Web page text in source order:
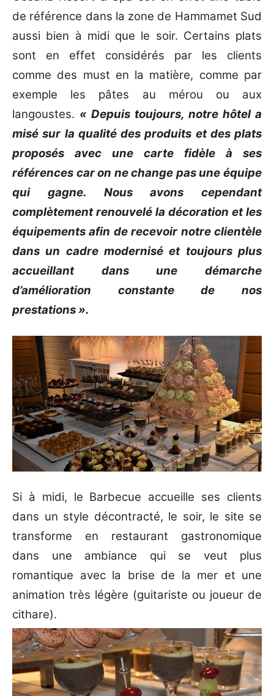
de référence dans la zone de Hammamet Sud
aussi bien à midi que le soir. Certains plats
sont en effet considérés par les clients
comme des must en la matière, comme par
exemple les pâtes au mérou ou aux
langoustes. « Depuis toujours, notre hôtel a
misé sur la qualité des produits et des plats
proposés avec une carte fidèle à ses
références car on ne change pas une équipe
qui gagne. Nous avons cependant
complètement renouvelé la décoration et les
équipements afin de recevoir notre clientèle
dans un cadre modernisé et toujours plus
accueillant dans une démarche
d’amélioration constante de nos
prestations ».
Si à midi, le Barbecue accueille ses clients
dans un style décontracté, le soir, le site se
transforme en restaurant gastronomique
dans une ambiance qui se veut plus
romantique avec la brise de la mer et une
animation très légère (guitariste ou joueur de
cithare).